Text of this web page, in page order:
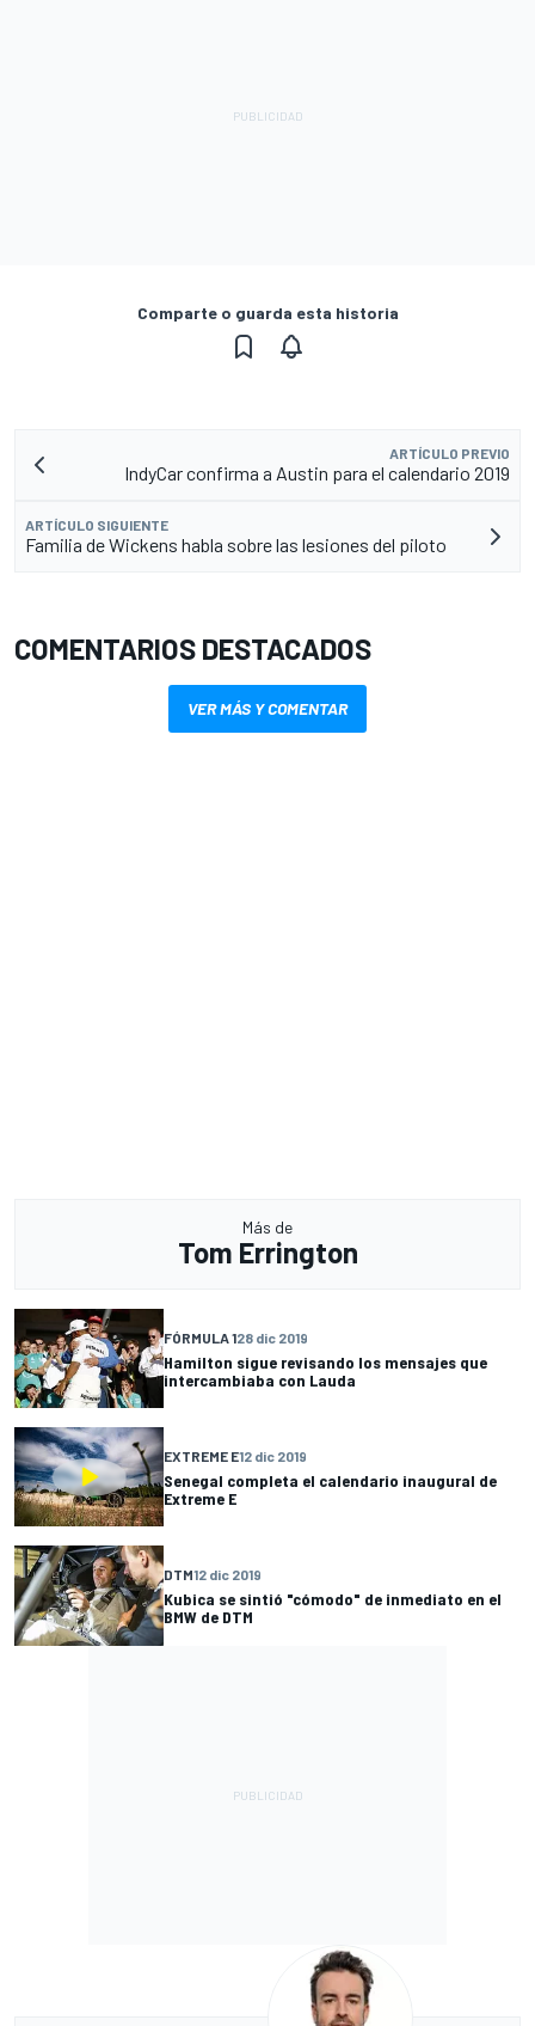
Comparte o guarda esta historia
ARTÍCULO PREVIO
IndyCar confirma a Austin para el calendario 2019
ARTÍCULO SIGUIENTE
Familia de Wickens habla sobre las lesiones del piloto
COMENTARIOS DESTACADOS
VER MÁS Y COMENTAR
Más de
Tom Errington
FÓRMULA 128 dic 2019
Hamilton sigue revisando los mensajes que
intercambiaba con Lauda
EXTREME E12 dic 2019
Senegal completa el calendario inaugural de
Extreme E
DTM12 dic 2019
Kubica se sintió "cómodo" de inmediato en el
BMW de DTM